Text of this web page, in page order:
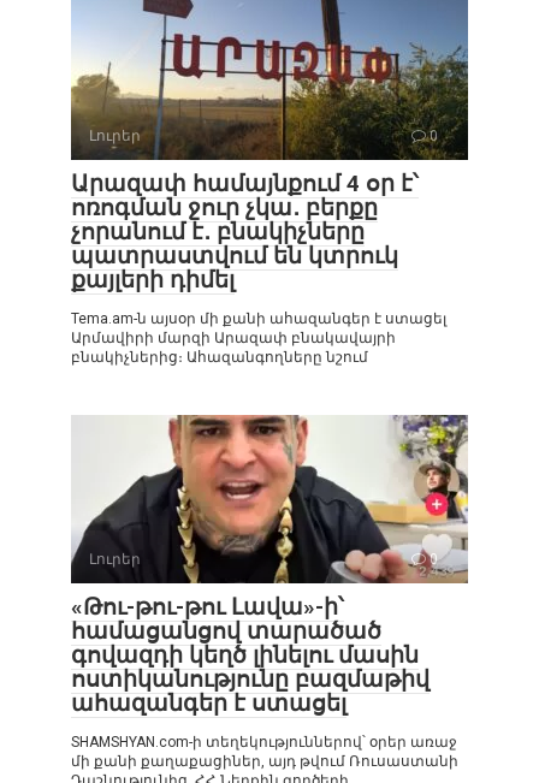
Լուրեր 0
Արազափ համայնքում 4 օր է՝
ոռոգման ջուր չկա․ բերքը
չորանում է․ բնակիչները
պատրաստվում են կտրուկ
քայլերի դիմել
Tema.am-ն այսօր մի քանի ահազանգեր է ստացել
Արմավիրի մարզի Արազափ բնակավայրի
բնակիչներից։ Ահազանգողները նշում
Լուրեր 0
«Թու-թու-թու Լավա»-ի՝
համացանցով տարածած
գովազդի կեղծ լինելու մասին
ոստիկանությունը բազմաթիվ
ահազանգեր է ստացել
SHAMSHYAN.com-ի տեղեկություններով՝ օրեր առաջ
մի քանի քաղաքացիներ, այդ թվում Ռուսաստանի